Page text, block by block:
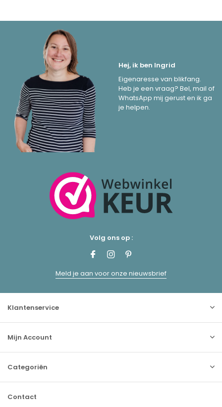
Hej, ik ben Ingrid
Eigenaresse van blikfang.
Heb je een vraag? Bel, mail of
WhatsApp mij gerust en ik ga
je helpen.
Volg ons op :
Meld je aan voor onze nieuwsbrief
Klantenservice
Mijn Account
Categoriën
Contact